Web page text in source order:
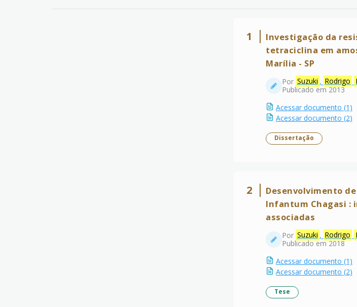
1
Investigação da
tetraciclina em
Marília - SP
Por Suzuki , Rodrigo
Publicado em 2013
Acessar documento (1)
Acessar documento (2)
Dissertação
2
Desenvolvimento
Infantum Chagasi :
associadas
Por Suzuki , Rodrigo
Publicado em 2018
Acessar documento (1)
Acessar documento (2)
Tese